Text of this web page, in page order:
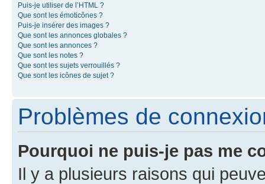
Puis-je utiliser de l’HTML ?
Que sont les émoticônes ?
Puis-je insérer des images ?
Que sont les annonces globales ?
Que sont les annonces ?
Que sont les notes ?
Que sont les sujets verrouillés ?
Que sont les icônes de sujet ?
Problèmes de
Pourquoi ne puis-je pas me
Il y a plusieurs raisons qui